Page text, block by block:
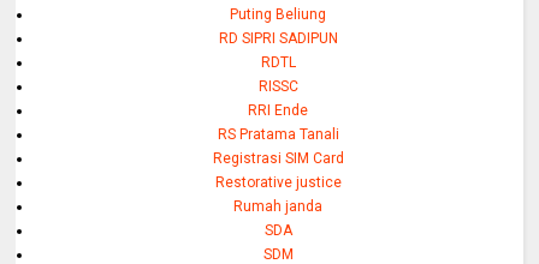
Puting Beliung
RD SIPRI SADIPUN
RDTL
RISSC
RRI Ende
RS Pratama Tanali
Registrasi SIM Card
Restorative justice
Rumah janda
SDA
SDM